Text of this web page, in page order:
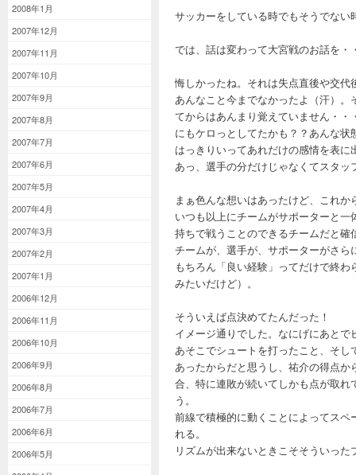
2008年1月
2007年12月
2007年11月
2007年10月
2007年9月
2007年8月
2007年7月
2007年6月
2007年5月
2007年4月
2007年3月
2007年2月
2007年1月
2006年12月
2006年11月
2006年10月
2006年9月
2006年8月
2006年7月
2006年6月
2006年5月
サッカーをしている時でもそうでな
では、話は変わって大宮戦のお話を・
悔しかったね。それは失点直後や交
あんなこと今までなかったよ（汗）
てからはあんまり覚えていません・
にもケロっとしてたかも？？あんな
はっきりいってあれだけの感情を表
あっ、選手の分だけじゃなくてスタ
まぁ色んな想いはあったけど、これ
いつも以上にチームがサポーターと
持ちで戦うことのできるチームだと確
チームが、選手が、サポーターがさ
もちろん「良い経験」ってだけで終
みたいだけど）。
そういえば点決めてたんだった！
イメージ通りでした。なにげにあと
あそこでシュートを打ったこと、そ
あったからだと思うし、祐介の得点
合、特に連敗が続いてしかも点が取
う。
前線で積極的に動くことによってス
れる。
リズムが出来ないときこそそういっ